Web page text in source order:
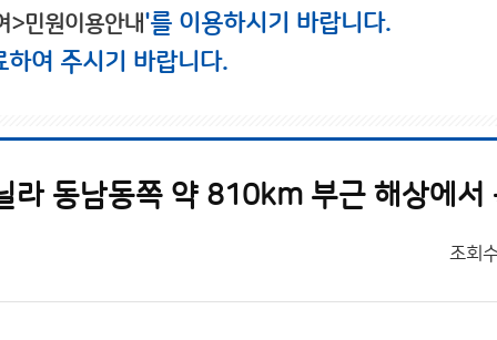
>민원이용안내'를 이용하시기 바랍니다.
여 주시기 바랍니다.
조회